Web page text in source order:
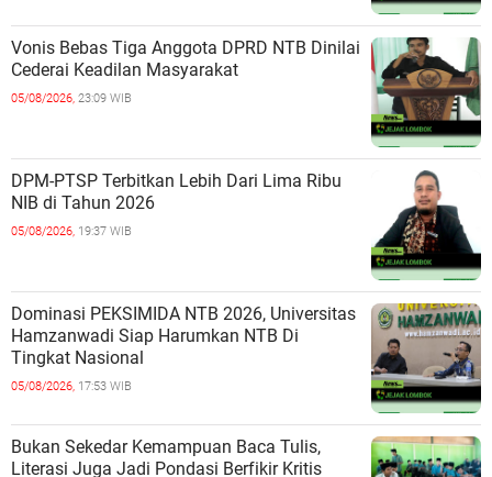
Vonis Bebas Tiga Anggota DPRD NTB Dinilai
Cederai Keadilan Masyarakat
05/08/2026, 23:09 WIB
DPM-PTSP Terbitkan Lebih Dari Lima Ribu
NIB di Tahun 2026
05/08/2026, 19:37 WIB
Dominasi PEKSIMIDA NTB 2026, Universitas
Hamzanwadi Siap Harumkan NTB Di
Tingkat Nasional
05/08/2026, 17:53 WIB
Bukan Sekedar Kemampuan Baca Tulis,
Literasi Juga Jadi Pondasi Berfikir Kritis